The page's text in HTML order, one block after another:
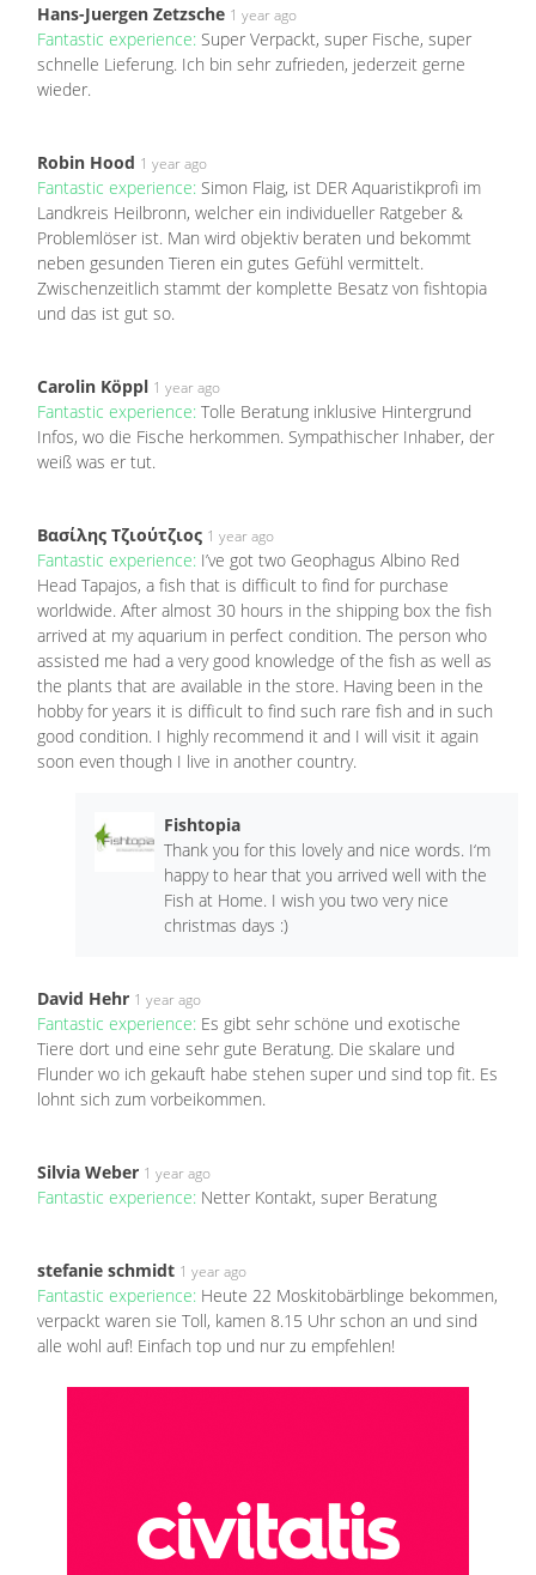
Hans-Juergen Zetzsche 1 year ago
Fantastic experience: Super Verpackt, super Fische, super
schnelle Lieferung. Ich bin sehr zufrieden, jederzeit gerne
wieder.
Robin Hood 1 year ago
Fantastic experience: Simon Flaig, ist DER Aquaristikprofi im
Landkreis Heilbronn, welcher ein individueller Ratgeber &
Problemlöser ist. Man wird objektiv beraten und bekommt
neben gesunden Tieren ein gutes Gefühl vermittelt.
Zwischenzeitlich stammt der komplette Besatz von fishtopia
und das ist gut so.
Carolin Köppl 1 year ago
Fantastic experience: Tolle Beratung inklusive Hintergrund
Infos, wo die Fische herkommen. Sympathischer Inhaber, der
weiß was er tut.
Βασίλης Τζιούτζιος 1 year ago
Fantastic experience: I’ve got two Geophagus Albino Red
Head Tapajos, a fish that is difficult to find for purchase
worldwide. After almost 30 hours in the shipping box the fish
arrived at my aquarium in perfect condition. The person who
assisted me had a very good knowledge of the fish as well as
the plants that are available in the store. Having been in the
hobby for years it is difficult to find such rare fish and in such
good condition. I highly recommend it and I will visit it again
soon even though I live in another country.
Fishtopia
Thank you for this lovely and nice words. I‘m
happy to hear that you arrived well with the
Fish at Home. I wish you two very nice
christmas days :)
David Hehr 1 year ago
Fantastic experience: Es gibt sehr schöne und exotische
Tiere dort und eine sehr gute Beratung. Die skalare und
Flunder wo ich gekauft habe stehen super und sind top fit. Es
lohnt sich zum vorbeikommen.
Silvia Weber 1 year ago
Fantastic experience: Netter Kontakt, super Beratung
stefanie schmidt 1 year ago
Fantastic experience: Heute 22 Moskitobärblinge bekommen,
verpackt waren sie Toll, kamen 8.15 Uhr schon an und sind
alle wohl auf! Einfach top und nur zu empfehlen!